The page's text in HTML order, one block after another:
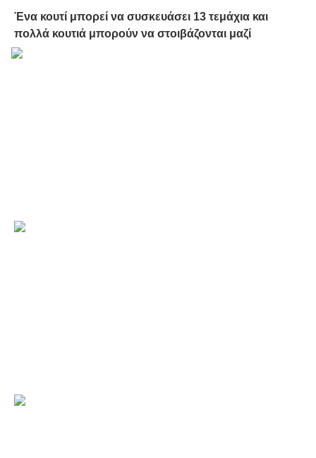
Ένα κουτί μπορεί να συσκευάσει 13 τεμάχια και
πολλά κουτιά μπορούν να στοιβάζονται μαζί